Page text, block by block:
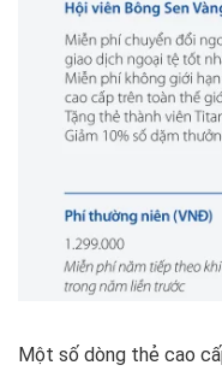
Một số dòng thẻ cao